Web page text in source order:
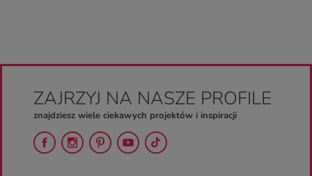
ZAJRZYJ NA NASZE PROFILE
znajdziesz wiele ciekawych projektów i inspiracji